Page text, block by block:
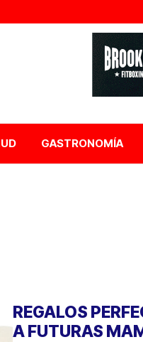
GASTRONOMÍA
REGALOS
A FUTURAS